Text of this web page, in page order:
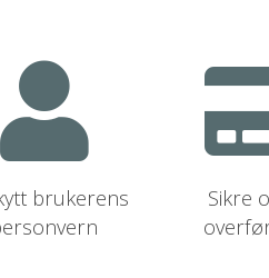
brukerens
Sikre